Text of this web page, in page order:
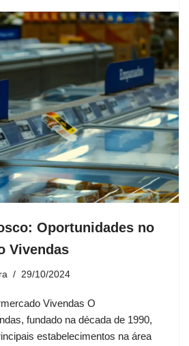
Oportunidades no
Vivendas
29/10/2024
Vivendas O
fundado na década de 1990,
estabelecimentos na área